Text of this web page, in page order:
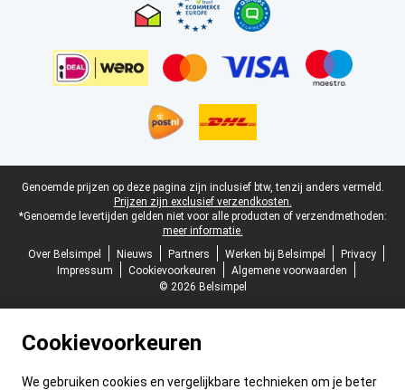
Juridische voettekst
Genoemde prijzen op deze pagina zijn inclusief btw, tenzij anders vermeld.
Prijzen zijn exclusief verzendkosten.
*Genoemde levertijden gelden niet voor alle producten of verzendmethoden:
meer informatie.
Over Belsimpel
Nieuws Partners Werken bij Belsimpel
Privacy
Impressum
Cookievoorkeuren
Algemene voorwaarden
© 2026 Belsimpel
Cookievoorkeuren
We gebruiken cookies en vergelijkbare technieken om je beter